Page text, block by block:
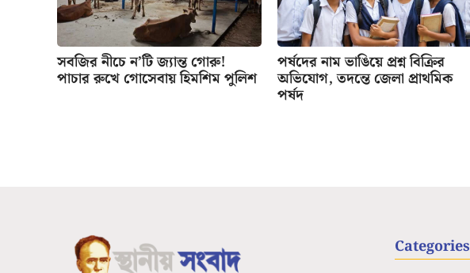
সবজির নীচে ন’টি জ্যান্ত গোরু!
পাচার রুখে গোসেবায় হিমশিম পুলিশ
পর্ষদের নাম ভাঙিয়ে প্রশ্ন বিক্রির
অভিযোগ, তদন্তে জেলা প্রাথমিক
পর্ষদ
Categories